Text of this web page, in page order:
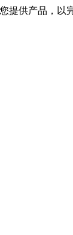
技术为您